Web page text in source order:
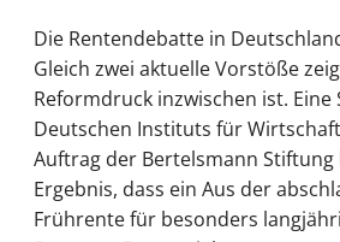
Die Rentendebatte in
Gleich zwei aktuelle Vorstöße
Reformdruck inzwischen ist. Eine
Deutschen Instituts für
Auftrag der Bertelsmann
Ergebnis, dass ein Aus der
Frührente für besonders